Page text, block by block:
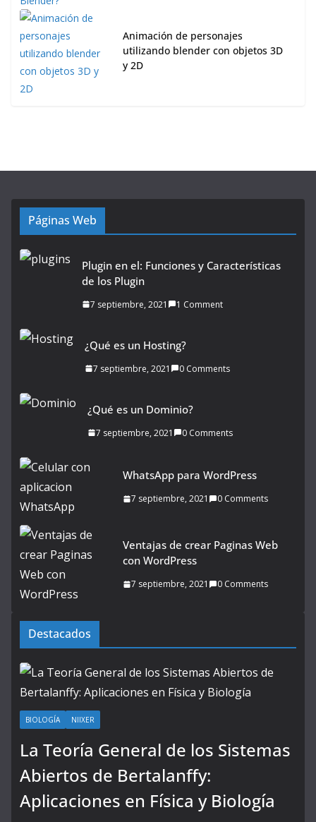
Animación de personajes
utilizando blender con objetos 3D
y 2D
Páginas Web
Plugin en el: Funciones y Características
de los Plugin
7 septiembre, 2021 1 Comment
¿Qué es un Hosting?
7 septiembre, 2021 0 Comments
¿Qué es un Dominio?
7 septiembre, 2021 0 Comments
WhatsApp para WordPress
7 septiembre, 2021 0 Comments
Ventajas de crear Paginas Web
con WordPress
7 septiembre, 2021 0 Comments
Destacados
BIOLOGÍA NIIXER
La Teoría General de los Sistemas
Abiertos de Bertalanffy:
Aplicaciones en Física y Biología